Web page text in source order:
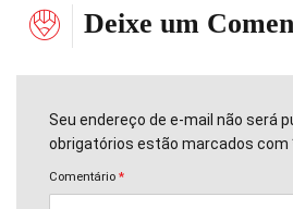
Deixe um
Seu endereço de e-mail não será
obrigatórios estão marcados com
Comentário *